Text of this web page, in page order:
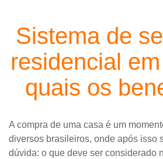
Sistema de
residencial
quais os
A compra de uma casa é um
diversos brasileiros, onde após isso
dúvida: o que deve ser considerado